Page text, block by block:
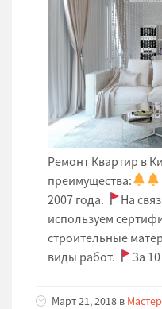
Ремонт Квартир в
преимущества:
2007 года.
На
используем
строительные
виды работ.
За
Март 21, 2018 в